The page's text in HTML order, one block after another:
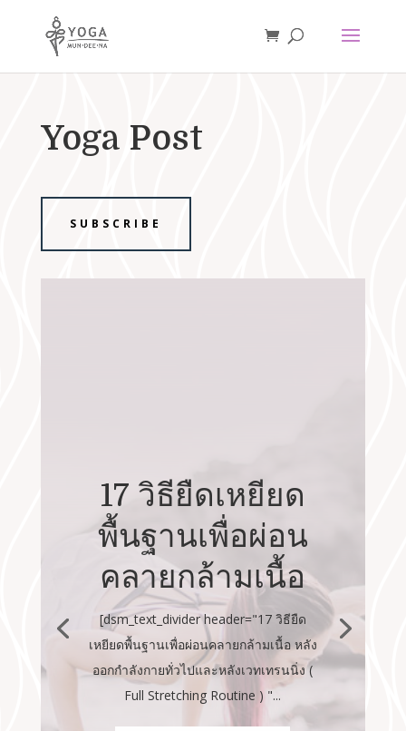
Yoga Post
SUBSCRIBE
17 วิธียืดเหยียด
พื้นฐานเพื่อผ่อน
คลายกล้ามเนื้อ
[dsm_text_divider header="17 วิธียืด
เหยียดพื้นฐานเพื่อผ่อนคลายกล้ามเนื้อ หลัง
ออกกำลังกายทั่วไปและหลังเวทเทรนนิ่ง (
Full Stretching Routine ) "...